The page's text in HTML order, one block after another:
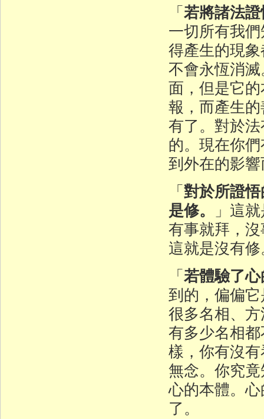
「若將諸法
一切所有我
得產生的現
不會永恆消
面，但是它
報，而產生
有了。對於
的。現在你
到外在的影
「對於所證
是修。
」這
有事就拜，
這就是沒有
「若體驗了
到的，偏偏
很多名相、
有多少名相
樣，你有沒
無念。你究
心的本體。
了。